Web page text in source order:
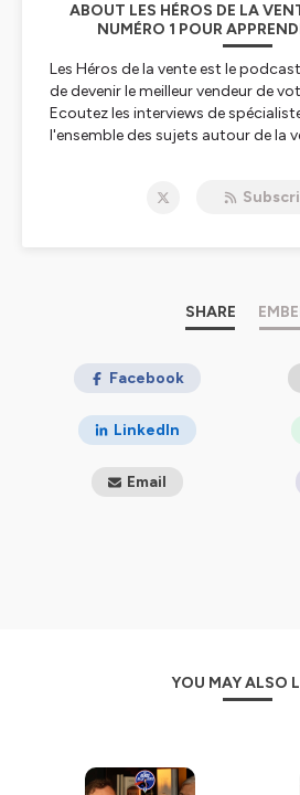
ABOUT LES HÉROS DE LA
NUMÉRO 1 POUR
Les Héros de la vente est le
de devenir le meilleur vendeur de
Ecoutez les interviews de
l'ensemble des sujets autour de la
qu'est la vente pour devenir le
SHARE
Facebook
LinkedIn
Email
YOU MAY ALSO